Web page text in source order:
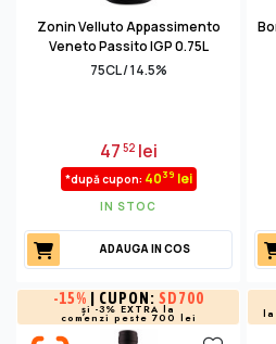
Zonin Velluto Appassimento
Veneto Passito IGP 0.75L
75CL / 14.5%
4752lei
*după cupon: 4039 lei
IN STOC
ADAUGA IN COS
-15% | CUPON: SD700
și -3% EXTRA la
comenzi peste 700 lei la